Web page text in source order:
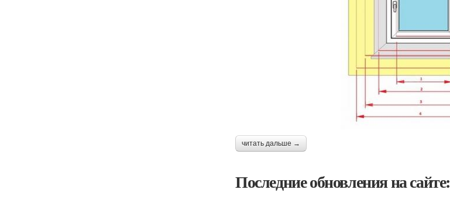
читать дальше →
Последние обновления на сайте: